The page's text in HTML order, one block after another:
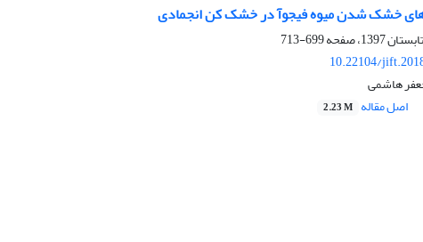
خشک شدن میوه فیجوآ در خشک کن انجمادی
699-713
10.22104/
هاشمی
اصل مقاله 2.23 M